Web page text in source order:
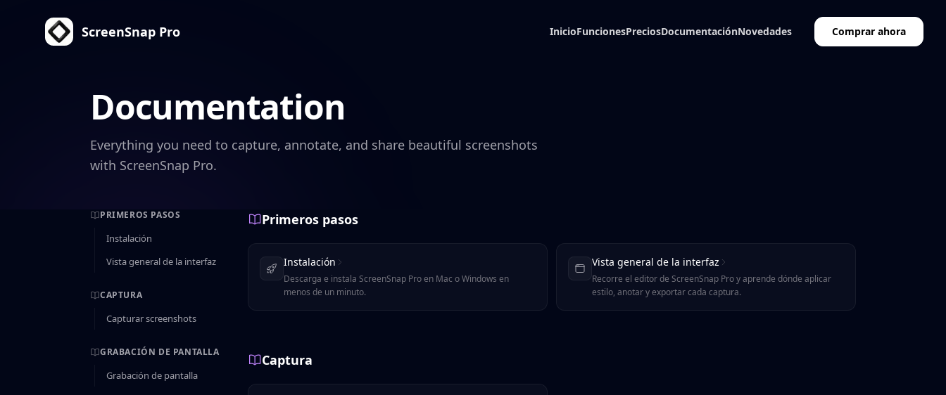
ScreenSnap Pro InicioFuncionesPreciosDocumentaciónNovedades Comprar ahora
Documentation
Everything you need to capture, annotate, and share beautiful screenshots
with ScreenSnap Pro.
PRIMEROS PASOS
Instalación
Vista general de la interfaz
CAPTURA
Capturar screenshots
GRABACIÓN DE PANTALLA
Grabación de pantalla
Primeros pasos
Instalación
Descarga e instala ScreenSnap Pro en Mac o Windows en
menos de un minuto.
Vista general de la interfaz
Recorre el editor de ScreenSnap Pro y aprende dónde aplicar
estilo, anotar y exportar cada captura.
Captura